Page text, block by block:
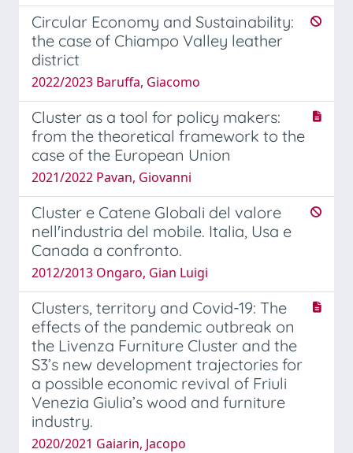
Circular Economy and Sustainability:
the case of Chiampo Valley leather
district
2022/2023 Baruffa, Giacomo
Cluster as a tool for policy makers:
from the theoretical framework to the
case of the European Union
2021/2022 Pavan, Giovanni
Cluster e Catene Globali del valore
nell'industria del mobile. Italia, Usa e
Canada a confronto.
2012/2013 Ongaro, Gian Luigi
Clusters, territory and Covid-19: The
effects of the pandemic outbreak on
the Livenza Furniture Cluster and the
S3’s new development trajectories for
a possible economic revival of Friuli
Venezia Giulia’s wood and furniture
industry.
2020/2021 Gaiarin, Jacopo